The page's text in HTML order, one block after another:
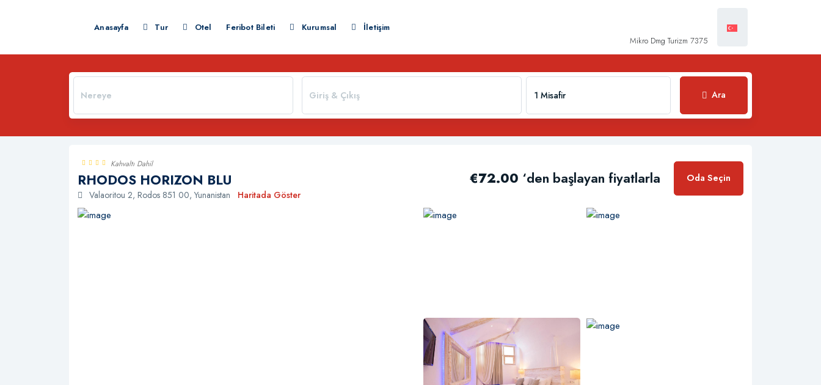
Anasayfa Tur Otel Feribot Bileti Kurumsal
İletişim
Mikro Dmg Turizm 7375
1 Misafir Ara
Kahvaltı Dahil
RHODOS HORIZON BLU
Valaoritou 2, Rodos 851 00, Yunanistan Haritada Göster
€72.00 ‘den başlayan fiyatlarla Oda Seçin